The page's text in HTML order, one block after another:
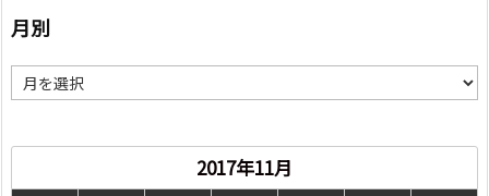
月別
別
2017年11月